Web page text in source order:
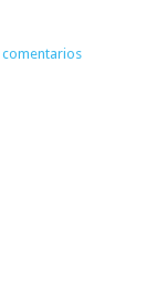
comentarios